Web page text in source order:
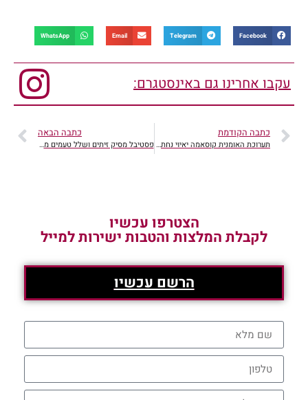
Facebook
Telegram
Email
WhatsApp
עקבו אחרינו גם באינסטגרם:
כתבה הקודמת
תערוכת האומנית קוסאמה יאיוי נחתה בישראל
כתבה הבאה
פסטיבל מסיק זיתים ושלל טעמים מחכה לכם בגליל
הצטרפו עכשיו
לקבלת המלצות והטבות ישירות למייל
הרשם עכשיו